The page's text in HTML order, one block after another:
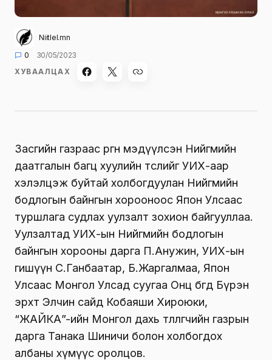
Niitlel.mn
0
30/05/2023
ХУВААЛЦАХ
Засгийн газраас өргөн мэдүүлсэн Нийгмийн
даатгалын багц хуулийн төслийг УИХ-аар
хэлэлцэж буйтай холбогдуулан Нийгмийн
бодлогын байнгын хорооноос Япон Улсаас
туршлага судлах уулзалт зохион байгууллаа.
Уулзалтад УИХ-ын Нийгмийн бодлогын
байнгын хорооны дарга П.Анужин, УИХ-ын
гишүүн С.Ганбаатар, Б.Жаргалмаа, Япон
Улсаас Монгол Улсад суугаа Онц бөгөөд Бүрэн
эрхт Элчин сайд Кобаяши Хироюки,
“ЖАЙКА”-ийн Монгол дахь төлөөлөгчийн газрын
дарга Танака Шиничи болон холбогдох
албаны хүмүүс оролцов.